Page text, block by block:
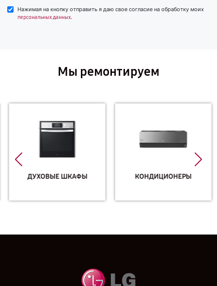
Нажимая на кнопку отправить я даю свое согласие на обработку моих
персональных данных.
Мы ремонтируем
ДУХОВЫЕ ШКАФЫ КОНДИЦИОНЕРЫ